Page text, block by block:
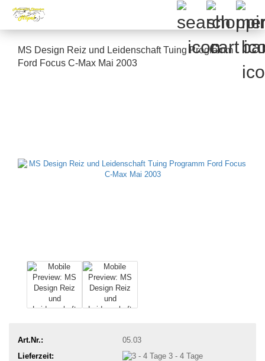
MS Design Reiz und Leidenschaft Tuing Programm
Ford Focus C-Max Mai 2003
Art.Nr.:
05.03
Lieferzeit:
3 - 4 Tage